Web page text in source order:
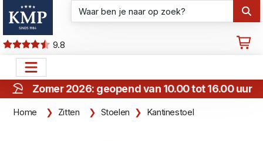
9.8
Zomer 2026: geopend van 10.00 tot 16.00 uur
Home Zitten Stoelen Kantinestoel